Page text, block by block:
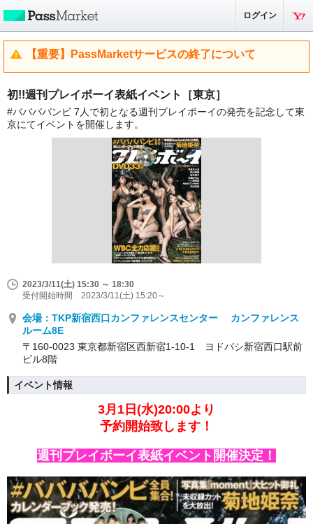
ログイン
【重要】PassMarketサービスの終了について
初!!週刊プレイボーイ表紙イベント［東京］
#ババババンビ 7人で初となる週刊プレイボーイの発売を記念して東
京にてイベントを開催します。
2023/3/11(土) 15:30 ～ 18:30
受付開始時間 2023/3/11(土) 15:20～
会場：TKP新宿西口カンファレンスセンター カンファレンス
ルーム8E
〒160-0023 東京都新宿区西新宿1-10-1 ヨドバシ新宿西口駅前
ビル8階
イベント情報
3月1日(水)20:00より
予約開始致します！
週刊プレイボーイ表紙イベント開催決定！